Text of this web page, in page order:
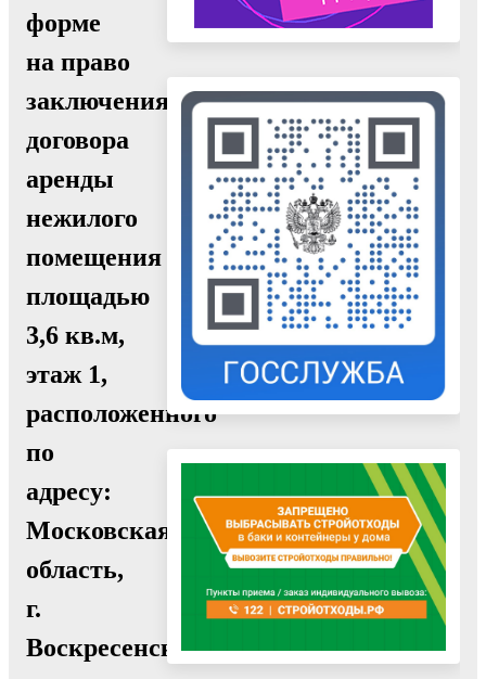
форме
на право
заключения
договора
аренды
нежилого
помещения
площадью
3,6 кв.м,
этаж 1,
расположенного
по
адресу:
Московская
область,
г.
Воскресенск,